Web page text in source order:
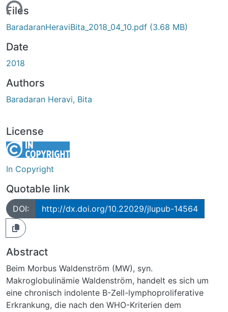
Files
BaradaranHeraviBita_2018_04_10.pdf (3.68 MB)
Date
2018
Authors
Baradaran Heravi, Bita
License
In Copyright
Quotable link
DOI: http://dx.doi.org/10.22029/jlupub-14564
Abstract
Beim Morbus Waldenström (MW), syn.
Makroglobulinämie Waldenström, handelt es sich um
eine chronisch indolente B-Zell-lymphoproliferative
Erkrankung, die nach den WHO-Kriterien dem